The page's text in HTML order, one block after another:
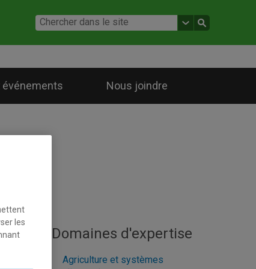
événements Nous joindre
Domaines d'expertise
Agriculture et systèmes
les